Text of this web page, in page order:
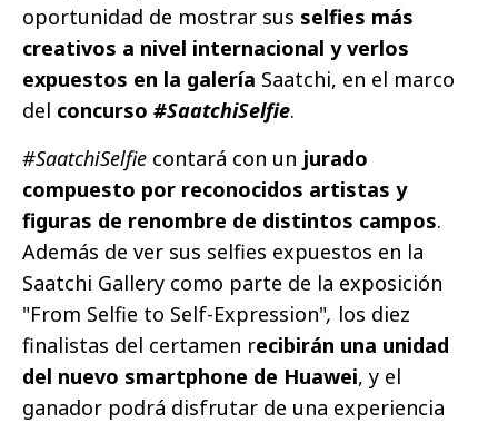
oportunidad de mostrar sus selfies más
creativos a nivel internacional y verlos
expuestos en la galería Saatchi, en el marco
del concurso #SaatchiSelfie.
#SaatchiSelfie contará con un jurado
compuesto por reconocidos artistas y
figuras de renombre de distintos campos.
Además de ver sus selfies expuestos en la
Saatchi Gallery como parte de la exposición
"From Selfie to Self-Expression", los diez
finalistas del certamen recibirán una unidad
del nuevo smartphone de Huawei, y el
ganador podrá disfrutar de una experiencia